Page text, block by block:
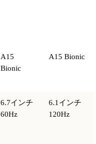
A15
Bionic
A15 Bionic
6.7インチ
60Hz
6.1インチ
120Hz